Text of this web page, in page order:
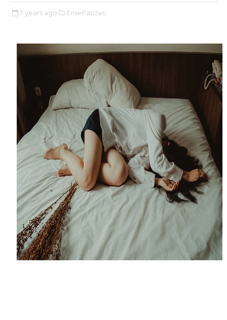
7 years ago Enseñanzas,